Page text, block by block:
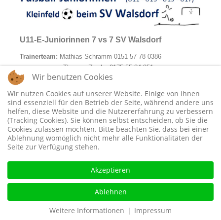
U11-E-Juniorinnen 7 vs 7 SV Walsdorf
Trainerteam: Mathias Schramm 0151 57 78 0386
Thomas Ziegler 0175 55 84 851
Spiel-/Trainingsort:
Heimspiele:Samstag 10:00 Uhr
Training:Mi 16:30 - 18:00 Uhr
Übersicht Fußball Junioren/Juniorinnen SV
Wir benutzen Cookies
Wir nutzen Cookies auf unserer Website. Einige von ihnen
sind essenziell für den Betrieb der Seite, während andere uns
helfen, diese Website und die Nutzererfahrung zu verbessern
(Tracking Cookies). Sie können selbst entscheiden, ob Sie die
Cookies zulassen möchten. Bitte beachten Sie, dass bei einer
Ablehnung womöglich nicht mehr alle Funktionalitäten der
Seite zur Verfügung stehen.
Akzeptieren
Ablehnen
Weitere Informationen | Impressum